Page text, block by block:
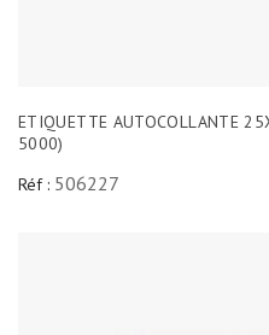
ETIQUETTE AUTOCOLLANTE
5000)
Réf : 506227